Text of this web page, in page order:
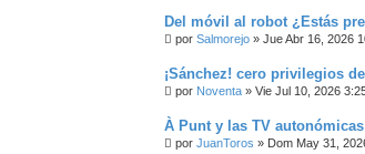
Del móvil al robot ¿Estás
por Salmorejo » Jue Abr 16, 2026
¡Sánchez! cero privilegios
por Noventa » Vie Jul 10, 2026
À Punt y las TV
por JuanToros » Dom May 31,